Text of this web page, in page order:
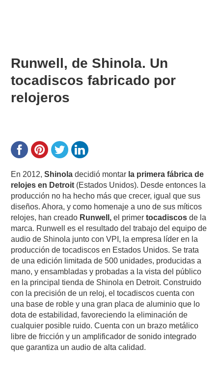
Runwell, de Shinola. Un
tocadiscos fabricado por
relojeros
En 2012,Shinola decidió montar la primera fábrica de
relojes en Detroit (Estados Unidos). Desde entonces la
producción no ha hecho más que crecer, igual que sus
diseños. Ahora, y como homenaje a uno de sus míticos
relojes, han creado Runwell, el primertocadiscos de la
marca. Runwell es el resultado del trabajo del equipo de
audio de Shinola junto con VPI, la empresa líder en la
producción de tocadiscos en Estados Unidos. Se trata
de una edición limitada de 500 unidades, producidas a
mano, y ensambladas y probadas a la vista del público
en la principal tienda de Shinola en Detroit. Construido
con la precisión de un reloj, el tocadiscos cuenta con
una base de roble y una gran placa de aluminio que lo
dota de estabilidad, favoreciendo la eliminación de
cualquier posible ruido. Cuenta con un brazo metálico
libre de fricción y un amplificador de sonido integrado
que garantiza un audio de alta calidad.